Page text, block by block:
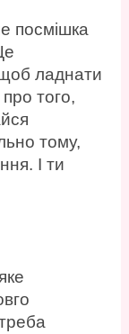
посмішка
ладнати
того,
тому,
І ти